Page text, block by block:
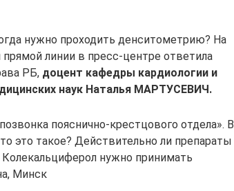
нужно проходить денситометрию? На
линии в пресс-центре ответила
РБ, доцент кафедры кардиологии и
наук Наталья МАРТУСЕВИЧ.
пояснично-крестцового отдела». В
это такое? Действительно ли препараты
нужно принимать
Минск